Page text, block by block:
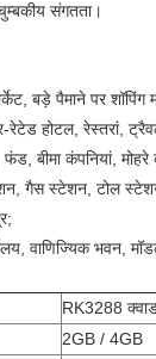
संगतता।
बड़े पैमाने पर शॉपिंग
होटल, रेस्तरां,
फंड, बीमा कंपनियां,
गैस स्टेशन, टोल
वाणिज्यिक भवन,
RK3288
2GB / 4GB